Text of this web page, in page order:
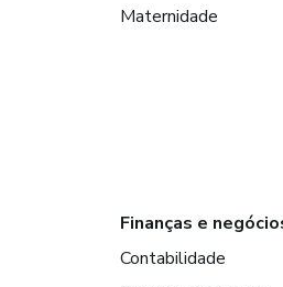
Maternidade
Finanças e
Contabilidade